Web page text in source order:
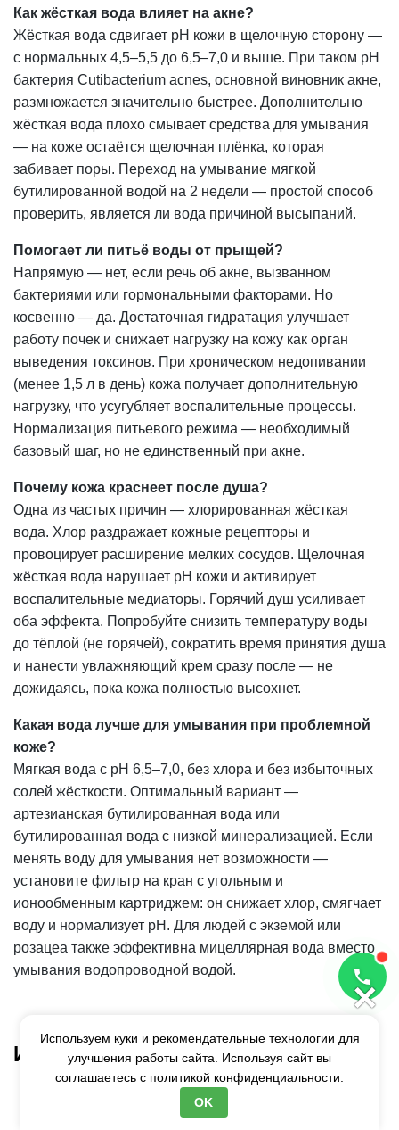
Как жёсткая вода влияет на акне?
Жёсткая вода сдвигает pH кожи в щелочную сторону —
с нормальных 4,5–5,5 до 6,5–7,0 и выше. При таком pH
бактерия Cutibacterium acnes, основной виновник акне,
размножается значительно быстрее. Дополнительно
жёсткая вода плохо смывает средства для умывания
— на коже остаётся щелочная плёнка, которая
забивает поры. Переход на умывание мягкой
бутилированной водой на 2 недели — простой способ
проверить, является ли вода причиной высыпаний.
Помогает ли питьё воды от прыщей?
Напрямую — нет, если речь об акне, вызванном
бактериями или гормональными факторами. Но
косвенно — да. Достаточная гидратация улучшает
работу почек и снижает нагрузку на кожу как орган
выведения токсинов. При хроническом недопивании
(менее 1,5 л в день) кожа получает дополнительную
нагрузку, что усугубляет воспалительные процессы.
Нормализация питьевого режима — необходимый
базовый шаг, но не единственный при акне.
Почему кожа краснеет после душа?
Одна из частых причин — хлорированная жёсткая
вода. Хлор раздражает кожные рецепторы и
провоцирует расширение мелких сосудов. Щелочная
жёсткая вода нарушает pH кожи и активирует
воспалительные медиаторы. Горячий душ усиливает
оба эффекта. Попробуйте снизить температуру воды
до тёплой (не горячей), сократить время принятия душа
и нанести увлажняющий крем сразу после — не
дожидаясь, пока кожа полностью высохнет.
Какая вода лучше для умывания при проблемной
коже?
Мягкая вода с pH 6,5–7,0, без хлора и без избыточных
солей жёсткости. Оптимальный вариант —
артезианская бутилированная вода или
бутилированная вода с низкой минерализацией. Если
менять воду для умывания нет возможности —
установите фильтр на кран с угольным и
ионообменным картриджем: он снижает хлор, смягчает
воду и нормализует pH. Для людей с экземой или
розацеа также эффективна мицеллярная вода вместо
умывания водопроводной водой.
Источники
Vidal.ru — «Повышенная жёсткость воды
способствует развитию атопического дерматита у
×
Используем куки и рекомендательные технологии для
улучшения работы сайта. Используя сайт вы
соглашаетесь с политикой конфиденциальности.
OK